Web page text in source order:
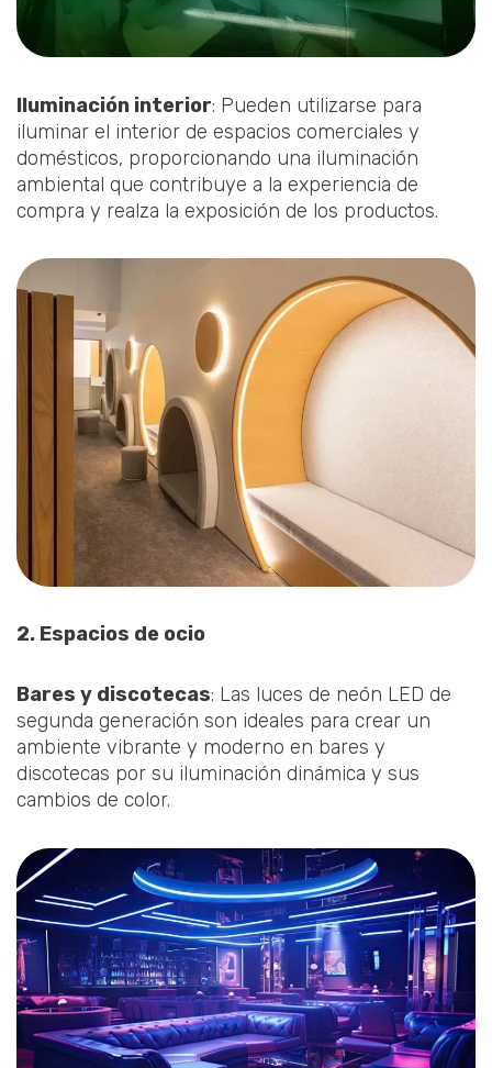
Iluminación interior: Pueden utilizarse para
iluminar el interior de espacios comerciales y
domésticos, proporcionando una iluminación
ambiental que contribuye a la experiencia de
compra y realza la exposición de los productos.
2. Espacios de ocio
Bares y discotecas: Las luces de neón LED de
segunda generación son ideales para crear un
ambiente vibrante y moderno en bares y
discotecas por su iluminación dinámica y sus
cambios de color.